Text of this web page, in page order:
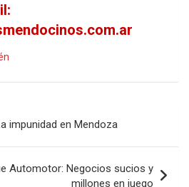
impunidad en Mendoza
Automotor: Negocios sucios y
millones en juego